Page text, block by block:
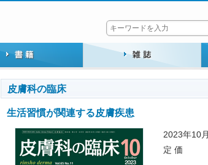
皮膚科の臨床
生活習慣が関連する皮膚疾患
2023年10
定 価